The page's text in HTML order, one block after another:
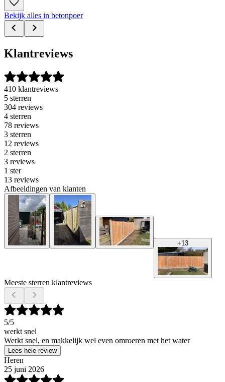
Bekijk alles in betonpoer
Klantreviews
410 klantreviews
5 sterren
304 reviews
4 sterren
78 reviews
3 sterren
12 reviews
2 sterren
3 reviews
1 ster
13 reviews
Afbeeldingen van klanten
+13
Meeste sterren klantreviews
5/5
werkt snel
Werkt snel, en makkelijk wel even omroeren met het water
Lees hele review
Heren
25 juni 2026